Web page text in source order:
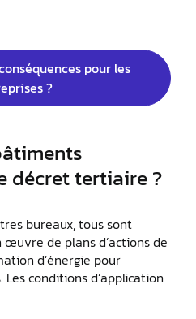
pour les
?
décret tertiaire ?
bureaux, tous sont
de plans d’actions de
d’énergie pour
conditions d’application